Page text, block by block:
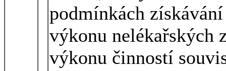
podmínkách
výkonu nelékařských
výkonu činností